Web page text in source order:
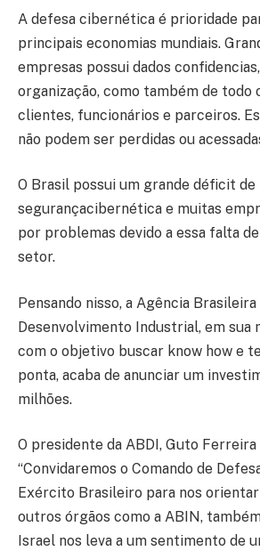
A defesa cibernética é prioridade
principais economias mundiais.
empresas possui dados
organização, como também de todo
clientes, funcionários e parceiros.
não podem ser perdidas ou
O Brasil possui um grande déficit de
segurançacibernética e muitas
por problemas devido a essa falta
setor.
Pensando nisso, a Agência Brasileira
Desenvolvimento Industrial, em sua
com o objetivo buscar know how e
ponta, acaba de anunciar um
milhões.
O presidente da ABDI, Guto
“Convidaremos o Comando de
Exército Brasileiro para nos orientar
outros órgãos como a ABIN,
Israel nos leva a um sentimento de